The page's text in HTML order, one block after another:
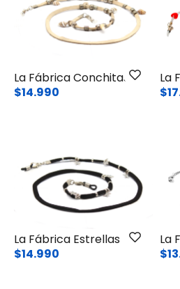
La Fábrica Conchitas
$14.990
La
La Fábrica Estrellas
$14.990
La